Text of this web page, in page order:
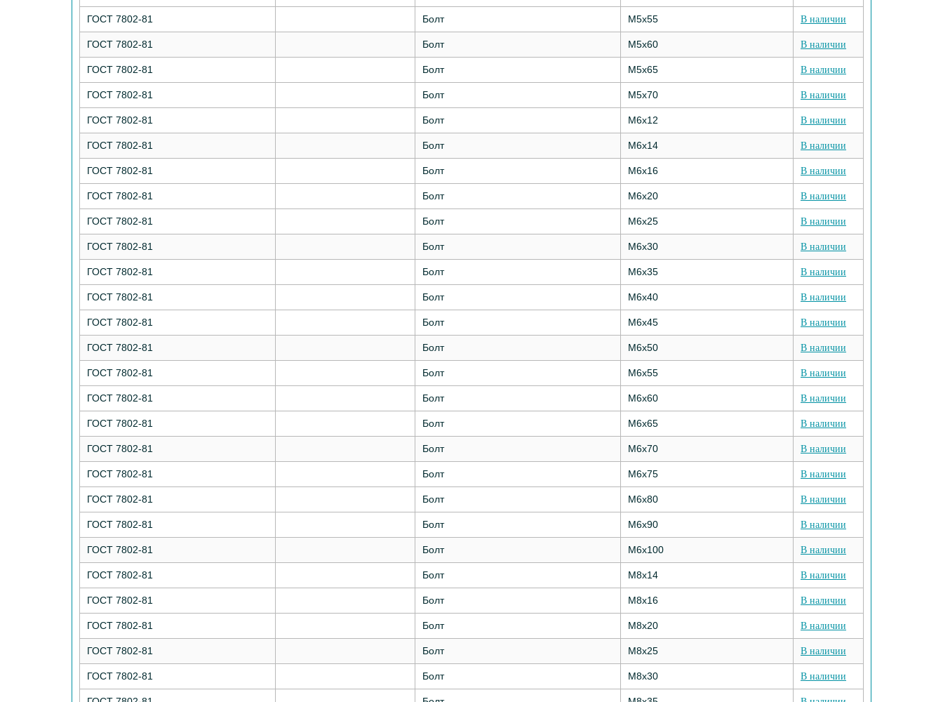
ГОСТ 7802-81 Болт М5х55 В наличии
ГОСТ 7802-81 Болт М5х60 В наличии
ГОСТ 7802-81 Болт М5х65 В наличии
ГОСТ 7802-81 Болт М5х70 В наличии
ГОСТ 7802-81 Болт М6х12 В наличии
ГОСТ 7802-81 Болт М6х14 В наличии
ГОСТ 7802-81 Болт М6х16 В наличии
ГОСТ 7802-81 Болт М6х20 В наличии
ГОСТ 7802-81 Болт М6х25 В наличии
ГОСТ 7802-81 Болт М6х30 В наличии
ГОСТ 7802-81 Болт М6х35 В наличии
ГОСТ 7802-81 Болт М6х40 В наличии
ГОСТ 7802-81 Болт М6х45 В наличии
ГОСТ 7802-81 Болт М6х50 В наличии
ГОСТ 7802-81 Болт М6х55 В наличии
ГОСТ 7802-81 Болт М6х60 В наличии
ГОСТ 7802-81 Болт М6х65 В наличии
ГОСТ 7802-81 Болт М6х70 В наличии
ГОСТ 7802-81 Болт М6х75 В наличии
ГОСТ 7802-81 Болт М6х80 В наличии
ГОСТ 7802-81 Болт М6х90 В наличии
ГОСТ 7802-81 Болт М6х100 В наличии
ГОСТ 7802-81 Болт М8х14 В наличии
ГОСТ 7802-81 Болт М8х16 В наличии
ГОСТ 7802-81 Болт М8х20 В наличии
ГОСТ 7802-81 Болт М8х25 В наличии
ГОСТ 7802-81 Болт М8х30 В наличии